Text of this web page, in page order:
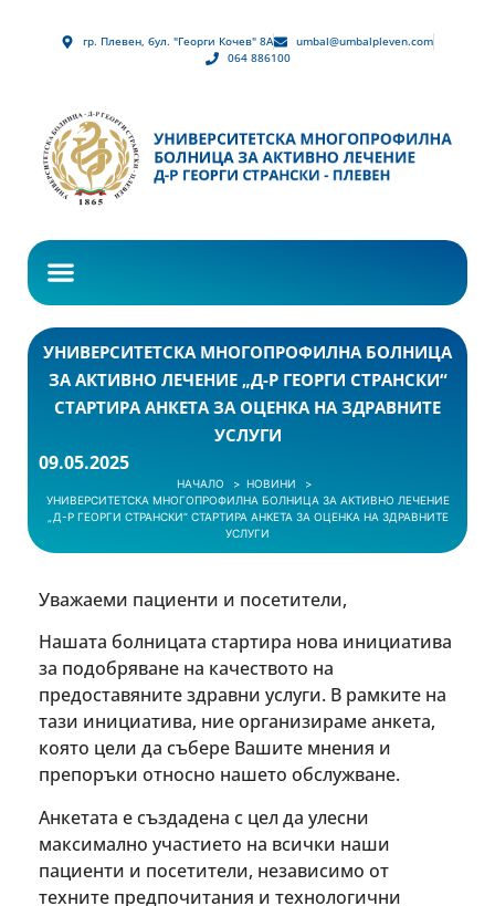
гр. Плевен, бул. "Георги Кочев" 8А
umbal@umbalpleven.com
064 886100
УНИВЕРСИТЕТСКА МНОГОПРОФИЛНА БОЛНИЦА
ЗА АКТИВНО ЛЕЧЕНИЕ „Д-Р ГЕОРГИ СТРАНСКИ“
СТАРТИРА АНКЕТА ЗА ОЦЕНКА НА ЗДРАВНИТЕ
УСЛУГИ
09.05.2025
НАЧАЛО
НОВИНИ
УНИВЕРСИТЕТСКА МНОГОПРОФИЛНА БОЛНИЦА ЗА АКТИВНО ЛЕЧЕНИЕ
„Д-Р ГЕОРГИ СТРАНСКИ“ СТАРТИРА АНКЕТА ЗА ОЦЕНКА НА ЗДРАВНИТЕ
УСЛУГИ
Уважаеми пациенти и посетители,
Нашата болницата стартира нова инициатива
за подобряване на качеството на
предоставяните здравни услуги. В рамките на
тази инициатива, ние организираме анкета,
която цели да събере Вашите мнения и
препоръки относно нашето обслужване.
Анкетата е създадена с цел да улесни
максимално участието на всички наши
пациенти и посетители, независимо от
техните предпочитания и технологични